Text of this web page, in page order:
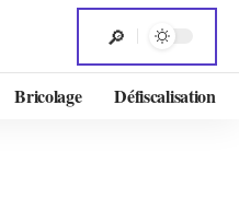
Bricolage Défiscalisation